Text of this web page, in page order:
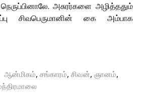
நெருப்பினாலே. அசுரர்களை அழித்ததும்
சிவபெருமானின் கை அம்பாக
ஆன்மிகம், சங்காரம், சிவன், ஞானம்,